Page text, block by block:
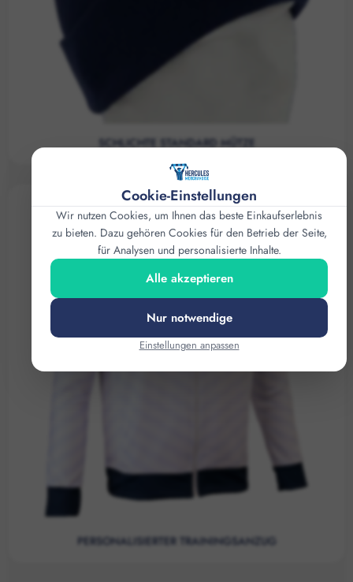
SCHLICHTE STANDARD MÜTZE
PERSONALISIERTER TRAININGSANZUG
Cookie-Einstellungen
Wir nutzen Cookies, um Ihnen das beste Einkaufserlebnis
zu bieten. Dazu gehören Cookies für den Betrieb der Seite,
für Analysen und personalisierte Inhalte.
Alle akzeptieren
Nur notwendige
Einstellungen anpassen